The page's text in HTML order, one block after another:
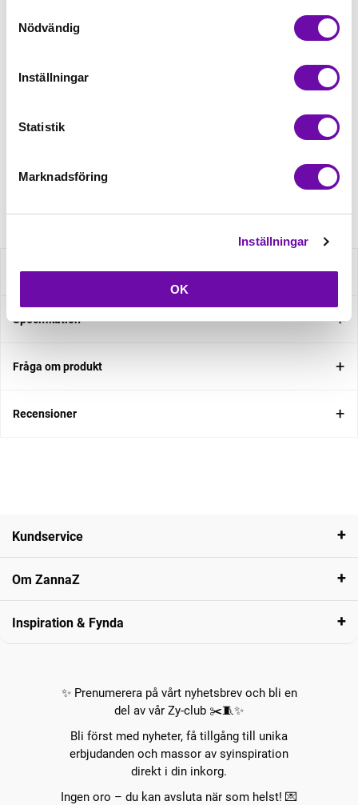
Nödvändig
Inställningar
Statistik
Marknadsföring
Inställningar
OK
Finns i lager
Beskrivning
Specifikation
Fråga om produkt
Recensioner
Kundservice
Om ZannaZ
Inspiration & Fynda
✨ Prenumerera på vårt nyhetsbrev och bli en
del av vår Zy-club ✂️🧵✨
Bli först med nyheter, få tillgång till unika
erbjudanden och massor av syinspiration
direkt i din inkorg.
Ingen oro – du kan avsluta när som helst! 💌